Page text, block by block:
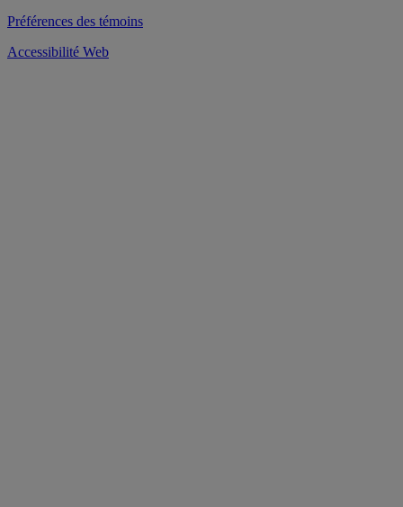
Préférences des témoins
Accessibilité Web